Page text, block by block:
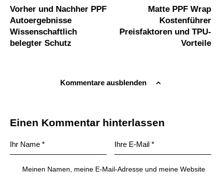
Vorher und Nachher PPF
Autoergebnisse
Wissenschaftlich
belegter Schutz
Matte PPF Wrap
Kostenführer
Preisfaktoren und TPU-
Vorteile
Kommentare ausblenden
Einen Kommentar hinterlassen
Meinen Namen, meine E-Mail-Adresse und meine Website